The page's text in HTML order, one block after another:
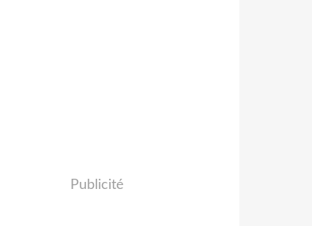
Publicité